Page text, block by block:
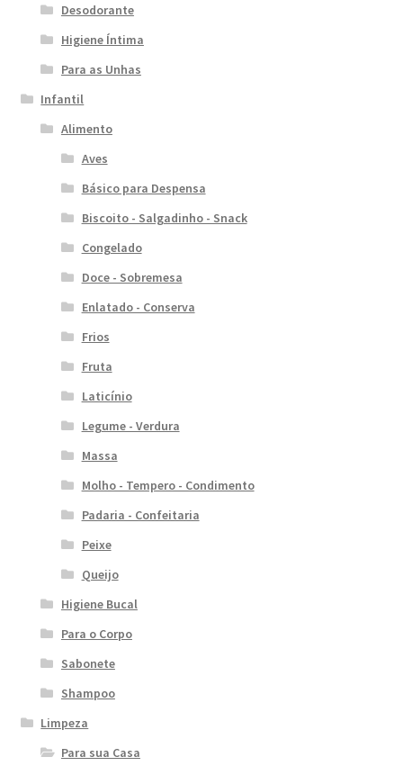
Desodorante
Higiene Íntima
Para as Unhas
Infantil
Alimento
Aves
Básico para Despensa
Biscoito - Salgadinho - Snack
Congelado
Doce - Sobremesa
Enlatado - Conserva
Frios
Fruta
Laticínio
Legume - Verdura
Massa
Molho - Tempero - Condimento
Padaria - Confeitaria
Peixe
Queijo
Higiene Bucal
Para o Corpo
Sabonete
Shampoo
Limpeza
Para sua Casa